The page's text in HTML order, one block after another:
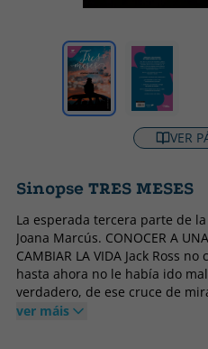
VER
Sinopse TRES MESES
La esperada tercera parte de
Joana Marcús. CONOCER A
CAMBIAR LA VIDA Jack Ross
hasta ahora no le había ido
verdadero, de ese cruce de
por completo, no era más que
ver máis